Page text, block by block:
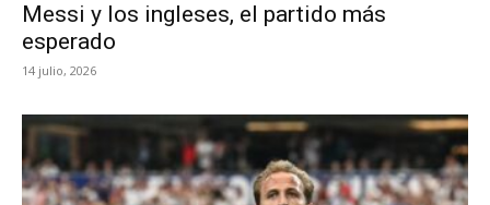
Messi y los ingleses, el partido más
esperado
14 julio, 2026